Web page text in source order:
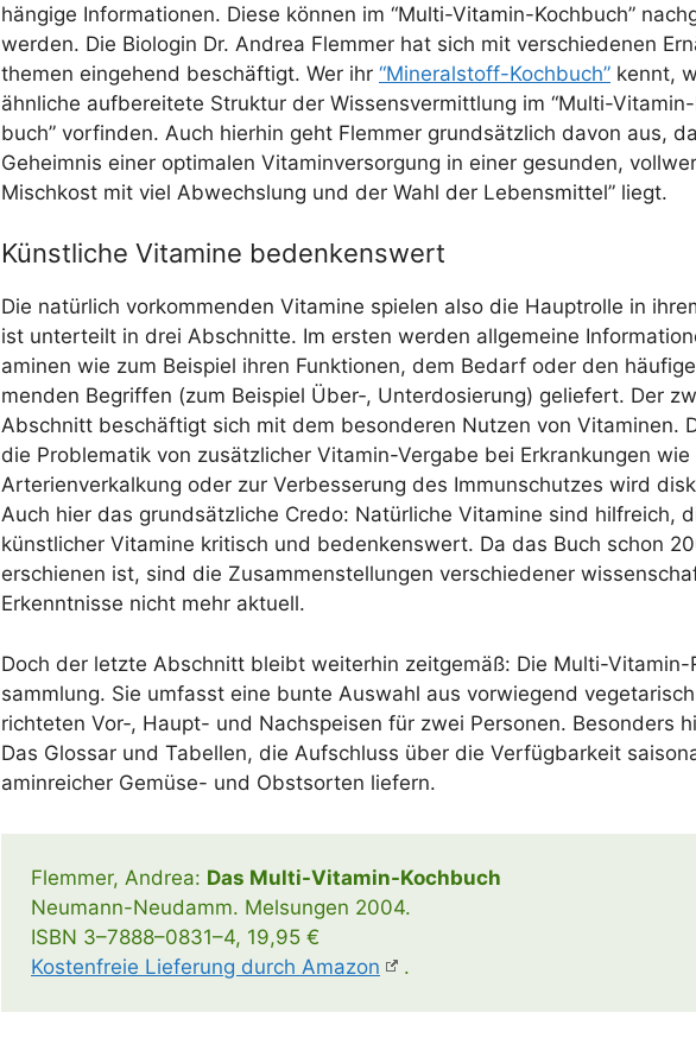
hän­gi­ge Infor­ma­tio­nen. Die­se kön­nen im “Mul­ti-Vit­amin-Koch­buch”
wer­den. Die Bio­lo­gin Dr. Andrea Flem­mer hat sich mit ver­schie­de­nen
the­men ein­ge­hend beschäf­tigt. Wer ihr “Mine­ral­stoff-Koch­buch” kennt,
ähn­li­che auf­be­rei­te­te Struk­tur der Wis­sens­ver­mitt­lung im “Mul­ti-
buch” vor­fin­den. Auch hier­hin geht Flem­mer grund­sätz­lich davon aus,
Geheim­nis einer opti­ma­len Vit­amin­ver­sor­gung in einer gesun­den,
Misch­kost mit viel Abwechs­lung und der Wahl der Lebens­mit­tel” liegt.
Künstliche Vitamine bedenkenswert
Die natür­lich vor­kom­men­den Vit­ami­ne spie­len also die Haupt­rol­le in
ist unter­teilt in drei Abschnit­te. Im ers­ten wer­den all­ge­mei­ne
ami­nen wie zum Bei­spiel ihren Funk­tio­nen, dem Bedarf oder den
men­den Begrif­fen (zum Bei­spiel Über‑, Unter­do­sie­rung) gelie­fert. Der
Abschnitt beschäf­tigt sich mit dem beson­de­ren Nut­zen von Vit­ami­nen.
die Pro­ble­ma­tik von zusätz­li­cher Vit­amin-Ver­ga­be bei Erkran­kun­gen wie
Arte­ri­en­ver­kal­kung oder zur Ver­bes­se­rung des Immun­schut­zes wird
Auch hier das grund­sätz­li­che Cre­do: Natür­li­che Vit­ami­ne sind hilf­reich,
künst­li­cher Vit­ami­ne kri­tisch und beden­kens­wert. Da das Buch schon
erschie­nen ist, sind die Zusam­men­stel­lun­gen ver­schie­de­ner
Erkennt­nis­se nicht mehr aktuell.
Doch der letz­te Abschnitt bleibt wei­ter­hin zeit­ge­mäß: Die Mul­ti-
samm­lung. Sie umfasst eine bun­te Aus­wahl aus vor­wie­gend
rich­te­ten Vor‑, Haupt- und Nach­spei­sen für zwei Per­so­nen. Beson­ders
Das Glos­sar und Tabel­len, die Auf­schluss über die Ver­füg­bar­keit
amin­rei­cher Gemü­se- und Obst­sor­ten liefern.
Flem­mer, Andrea: Das Mul­­ti-Vit­a­min-Koch­­buch
Neu­­mann-Neu­­damm. Melsun­gen 2004.
ISBN 3–7888–0831–4, 19,95 €
Kos­ten­freie Lie­fe­rung durch Ama­zon
.